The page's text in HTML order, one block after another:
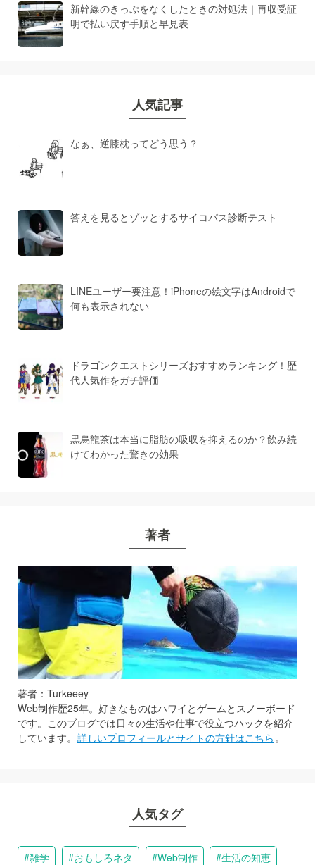
新幹線のきっぷをなくしたときの対処法｜再収受証
明で払い戻す手順と早見表
人気記事
なぁ、逆膝枕ってどう思う？
答えを見るとゾッとするサイコパス診断テスト
LINEユーザー要注意！iPhoneの絵文字はAndroidで
何も表示されない
ドラゴンクエストシリーズおすすめランキング！歴
代人気作をガチ評価
黒烏龍茶は本当に脂肪の吸収を抑えるのか？飲み続
けてわかった驚きの効果
著者
著者：Turkeeey
Web制作歴25年。好きなものはハワイとゲームとスノーボード
です。このブログでは日々の生活や仕事で役立つハックを紹介
しています。 詳しいプロフィールとサイトの方針はこちら 。
人気タグ
雑学 おもしろネタ Web制作 生活の知恵